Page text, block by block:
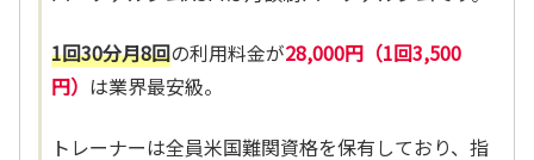
1回30分月8回の利用料金が28,000円（1回3,500
円） は業界最安級。
トレーナーは全員米国難関資格を保有しており、指